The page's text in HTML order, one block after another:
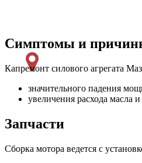
Симптомы и
Капремонт силового агрегата
значительного падения
увеличения расхода масла
Запчасти
Сборка мотора ведется с